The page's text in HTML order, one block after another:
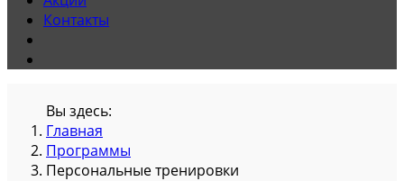
Контакты
Вы здесь:
Главная
Программы
Персональные тренировки